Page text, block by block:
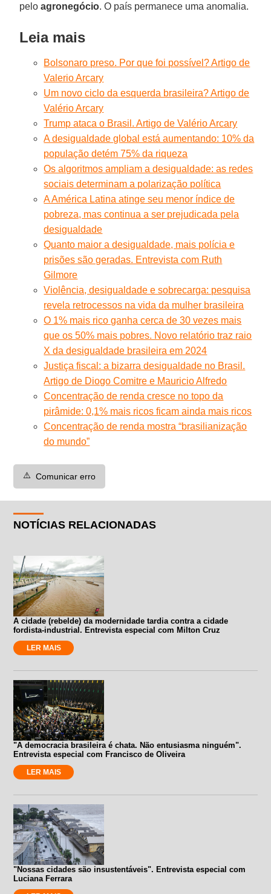
peloagronegócio. O país permanece uma anomalia.
Leia mais
Bolsonaro preso. Por que foi possível? Artigo de
Valerio Arcary
Um novo ciclo da esquerda brasileira? Artigo de
Valério Arcary
Trump ataca o Brasil. Artigo de Valério Arcary
A desigualdade global está aumentando: 10% da
população detém 75% da riqueza
Os algoritmos ampliam a desigualdade: as redes
sociais determinam a polarização política
A América Latina atinge seu menor índice de
pobreza, mas continua a ser prejudicada pela
desigualdade
Quanto maior a desigualdade, mais polícia e
prisões são geradas. Entrevista com Ruth
Gilmore
Violência, desigualdade e sobrecarga: pesquisa
revela retrocessos na vida da mulher brasileira
O 1% mais rico ganha cerca de 30 vezes mais
que os 50% mais pobres. Novo relatório traz raio
X da desigualdade brasileira em 2024
Justiça fiscal: a bizarra desigualdade no Brasil.
Artigo de Diogo Comitre e Mauricio Alfredo
Concentração de renda cresce no topo da
pirâmide: 0,1% mais ricos ficam ainda mais ricos
Concentração de renda mostra “brasilianização
do mundo”
⚠️ Comunicar erro
NOTÍCIAS RELACIONADAS
A cidade (rebelde) da modernidade tardia contra a cidade
fordista-industrial. Entrevista especial com Milton Cruz
LER MAIS
"A democracia brasileira é chata. Não entusiasma ninguém".
Entrevista especial com Francisco de Oliveira
LER MAIS
"Nossas cidades são insustentáveis". Entrevista especial com
Luciana Ferrara